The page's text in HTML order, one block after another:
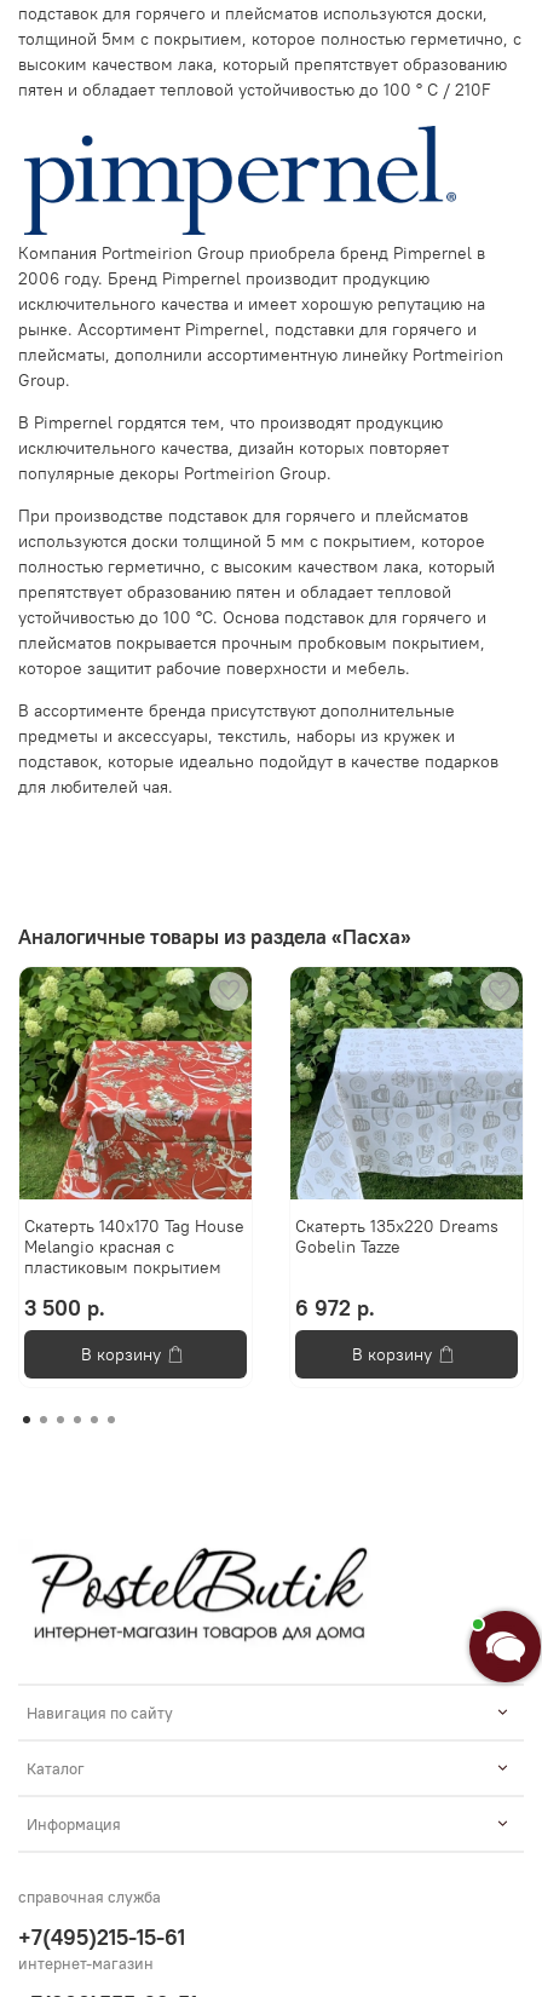
подставок для горячего и плейсматов используются доски,
толщиной 5мм с покрытием, которое полностью герметично, с
высоким качеством лака, который препятствует образованию
пятен и обладает тепловой устойчивостью до 100 ° С / 210F
Компания Portmeirion Group приобрела бренд Pimpernel в
2006 году. Бренд Pimpernel производит продукцию
исключительного качества и имеет хорошую репутацию на
рынке. Ассортимент Pimpernel, подставки для горячего и
плейсматы, дополнили ассортиментную линейку Portmeirion
Group.
В Pimpernel гордятся тем, что производят продукцию
исключительного качества, дизайн которых повторяет
популярные декоры Portmeirion Group.
При производстве подставок для горячего и плейсматов
используются доски толщиной 5 мм с покрытием, которое
полностью герметично, с высоким качеством лака, который
препятствует образованию пятен и обладает тепловой
устойчивостью до 100 °С. Основа подставок для горячего и
плейсматов покрывается прочным пробковым покрытием,
которое защитит рабочие поверхности и мебель.
В ассортименте бренда присутствуют дополнительные
предметы и аксессуары, текстиль, наборы из кружек и
подставок, которые идеально подойдут в качестве подарков
для любителей чая.
Аналогичные товары из раздела «Пасха»
Скатерть 140x170 Tag House
Melangio красная с
пластиковым покрытием
3 500 р.
В корзину
Скатерть 135x220 Dreams
Gobelin Tazze
6 972 р.
В корзину
Навигация по сайту
Каталог
Информация
справочная служба
+7(495)215-15-61
интернет-магазин